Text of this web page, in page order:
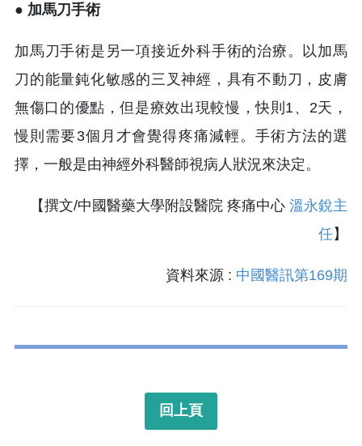
● 加馬刀手術
加馬刀手術是另一項接近外科手術的治療。以加馬
刀的能量鈍化敏感的三叉神經，具有不動刀，皮膚
無傷口的優點，但是療效出現較慢，快則1、2天，
慢則需要3個月才會覺得疼痛減輕。手術方法的選
擇，一般是由神經外科醫師視病人狀況來決定。
【撰文/中國醫藥大學附設醫院 疼痛中心 溫永銳主
任】
資料來源 : 中國醫訊第169期
回上頁